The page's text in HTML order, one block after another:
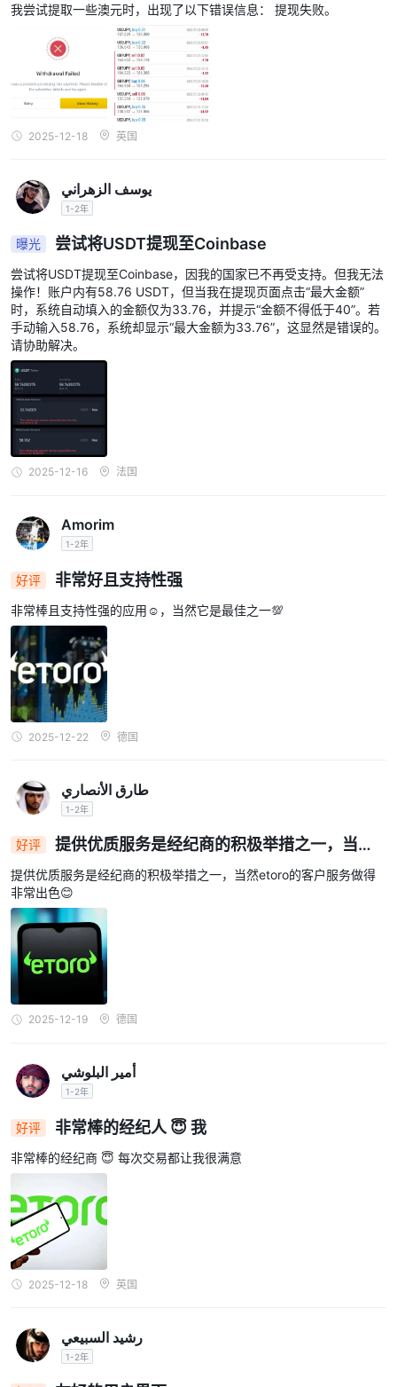
我尝试提取一些澳元时，出现了以下错误信息： 提现失败。
2025-12-18 英国
يوسف الزهراني
1-2年
曝光 尝试将USDT提现至Coinbase
尝试将USDT提现至Coinbase，因我的国家已不再受支持。但我无法
操作！账户内有58.76 USDT，但当我在提现页面点击“最大金额”
时，系统自动填入的金额仅为33.76，并提示“金额不得低于40”。若
手动输入58.76，系统却显示“最大金额为33.76”，这显然是错误的。
请协助解决。
2025-12-16 法国
Amorim
1-2年
好评 非常好且支持性强
非常棒且支持性强的应用☺️，当然它是最佳之一💯
2025-12-22 德国
طارق الأنصاري
1-2年
好评
提供优质服务是经纪商的积极举措之一，当然e
提供优质服务是经纪商的积极举措之一，当然etoro的客户服务做得
非常出色😊
2025-12-19 德国
أمير البلوشي
1-2年
好评 非常棒的经纪人 😇 我
非常棒的经纪商 😇 每次交易都让我很满意
2025-12-18 英国
رشيد السبيعي
1-2年